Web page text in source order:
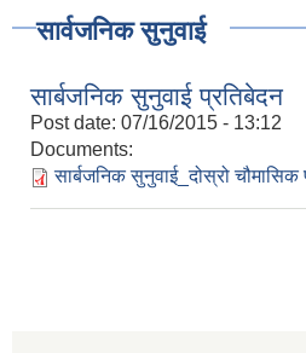
सार्वजनिक सुनुवाई
सार्बजनिक सुनुवाई प्रतिबेदन
Post date: 07/16/2015 - 13:12
Documents:
सार्बजनिक सुनुवाई_दोस्रो